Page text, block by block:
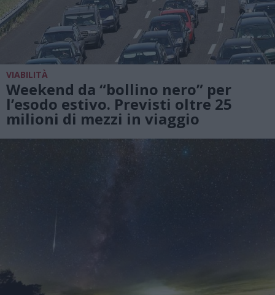
VIABILITÀ
Weekend da “bollino nero” per
l’esodo estivo. Previsti oltre 25
milioni di mezzi in viaggio